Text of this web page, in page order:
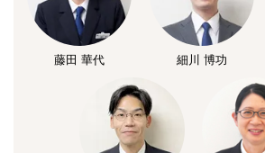
藤田 華代 細川 博功